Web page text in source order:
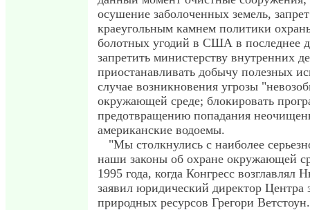
осушение заболоченных земель,
краеугольным камнем политики
болотных угодий в США в последнее
запретить министерству внутренних
приостанавливать добычу полезных
случае возникновения угрозы
окружающей среде; блокировать
предотвращению попадания
американские водоемы.
"Мы столкнулись с наиболее
наши законы об охране окружающей
1995 года, когда Конгресс возглавлял
заявил юридический директор Центра
природных ресурсов Грегори Ветстоун.